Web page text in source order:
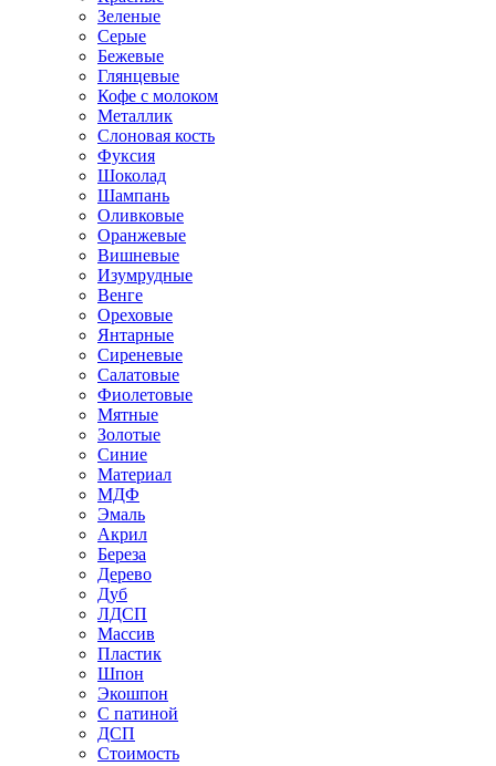
Зеленые
Серые
Бежевые
Глянцевые
Кофе с молоком
Металлик
Слоновая кость
Фуксия
Шоколад
Шампань
Оливковые
Оранжевые
Вишневые
Изумрудные
Венге
Ореховые
Янтарные
Сиреневые
Салатовые
Фиолетовые
Мятные
Золотые
Синие
Материал
МДФ
Эмаль
Акрил
Береза
Дерево
Дуб
ЛДСП
Массив
Пластик
Шпон
Экошпон
С патиной
ДСП
Стоимость